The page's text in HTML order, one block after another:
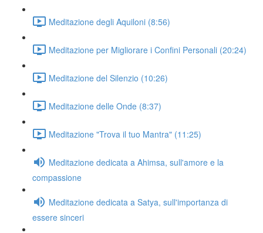
Meditazione degli Aquiloni (8:56)
Meditazione per Migliorare i Confini Personali (20:24)
Meditazione del Silenzio (10:26)
Meditazione delle Onde (8:37)
Meditazione "Trova il tuo Mantra" (11:25)
Meditazione dedicata a Ahimsa, sull'amore e la
compassione
Meditazione dedicata a Satya, sull'importanza di
essere sinceri